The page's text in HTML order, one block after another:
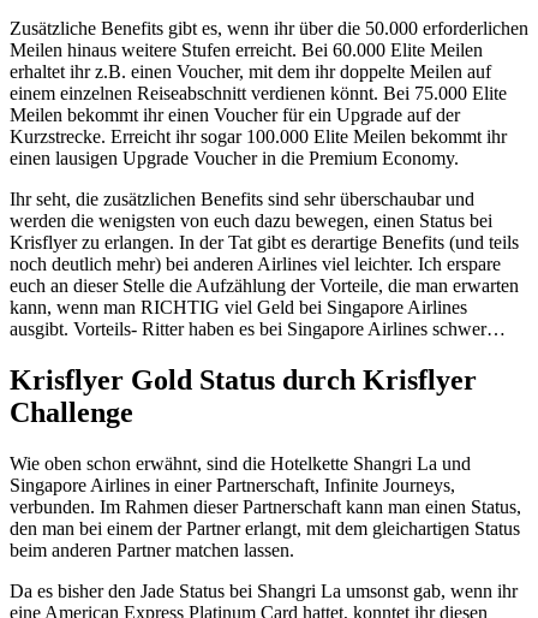
Zusätzliche Benefits gibt es, wenn ihr über die 50.000 erforderlichen
Meilen hinaus weitere Stufen erreicht. Bei 60.000 Elite Meilen
erhaltet ihr z.B. einen Voucher, mit dem ihr doppelte Meilen auf
einem einzelnen Reiseabschnitt verdienen könnt. Bei 75.000 Elite
Meilen bekommt ihr einen Voucher für ein Upgrade auf der
Kurzstrecke. Erreicht ihr sogar 100.000 Elite Meilen bekommt ihr
einen lausigen Upgrade Voucher in die Premium Economy.
Ihr seht, die zusätzlichen Benefits sind sehr überschaubar und
werden die wenigsten von euch dazu bewegen, einen Status bei
Krisflyer zu erlangen. In der Tat gibt es derartige Benefits (und teils
noch deutlich mehr) bei anderen Airlines viel leichter. Ich erspare
euch an dieser Stelle die Aufzählung der Vorteile, die man erwarten
kann, wenn man RICHTIG viel Geld bei Singapore Airlines
ausgibt. Vorteils- Ritter haben es bei Singapore Airlines schwer…
Krisflyer Gold Status durch Krisflyer
Challenge
Wie oben schon erwähnt, sind die Hotelkette Shangri La und
Singapore Airlines in einer Partnerschaft, Infinite Journeys,
verbunden. Im Rahmen dieser Partnerschaft kann man einen Status,
den man bei einem der Partner erlangt, mit dem gleichartigen Status
beim anderen Partner matchen lassen.
Da es bisher den Jade Status bei Shangri La umsonst gab, wenn ihr
eine American Express Platinum Card hattet, konntet ihr diesen